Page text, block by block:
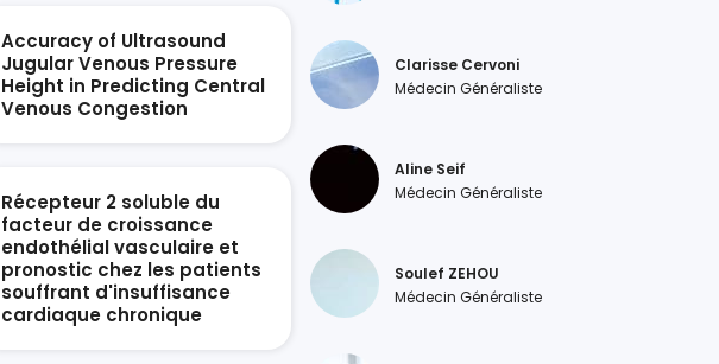
Accuracy of Ultrasound
Jugular Venous Pressure
Height in Predicting Central
Venous Congestion
Récepteur 2 soluble du
facteur de croissance
endothélial vasculaire et
pronostic chez les patients
souffrant d'insuffisance
cardiaque chronique
Clarisse Cervoni
Médecin Généraliste
Aline Seif
Médecin Généraliste
Soulef ZEHOU
Médecin Généraliste